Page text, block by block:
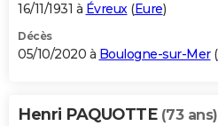
16/11/1931 à Évreux(Eure)
Décès
05/10/2020 à Boulogne-sur-Mer(
Henri PAQUOTTE (73 ans)